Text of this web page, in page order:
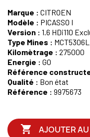
Marque : CITROEN
Modèle : PICASSO I
Version : 1.6 HDi110
Type Mines :
Kilomètrage : 275000
Energie : GO
Référence
Qualité : Bon état
Référence : 9975673
 AJOUTER